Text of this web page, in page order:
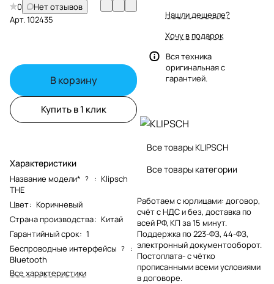
0
Нет отзывов
Арт.102435
В корзину
Купить в 1 клик
Характеристики
Название модели* ? : Klipsch
THE
Цвет: Коричневый
Страна производства: Китай
Гарантийный срок: 1
Беспроводные интерфейсы ?
:
Bluetooth
Все характеристики
Нашли дешевле?
Хочу в подарок
Вся техника
оригинальная с
гарантией.
Все товары KLIPSCH
Все товары категории
Работаем с юрлицами: договор,
счёт с НДС и без, доставка по
всей РФ, КП за 15 минут.
Поддержка по 223-ФЗ, 44-ФЗ,
электронный документооборот.
Постоплата- с чётко
прописанными всеми условиями
в договоре.